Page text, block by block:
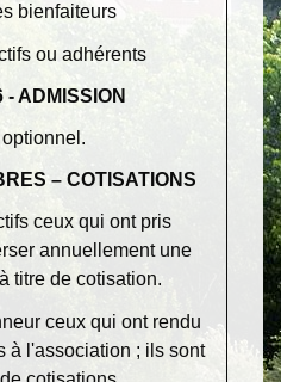
bienfaiteurs
ou adhérents
ADMISSION
– COTISATIONS
ceux qui ont pris
annuellement une
titre de cotisation.
ceux qui ont rendu
à l'association ; ils sont